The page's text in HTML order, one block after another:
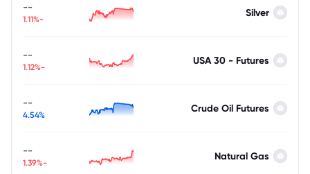
Silver
--
-1.11%
USA 30 - Futures
--
-1.12%
Crude Oil Futures
--
4.54%
Natural Gas
--
-1.39%